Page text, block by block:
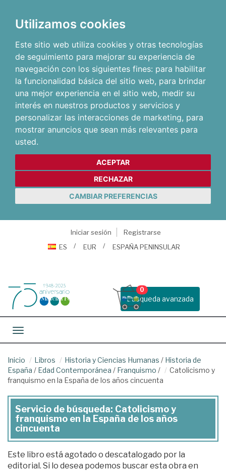
Utilizamos cookies
Este sitio web utiliza cookies y otras tecnologías
de seguimiento para mejorar su experiencia de
navegación con los siguientes fines: para habilitar
la funcionalidad básica del sitio web, para brindar
una mejor experiencia en el sitio web, medir su
interés en nuestros productos y servicios y
personalizar las interacciones de marketing, para
mostrar anuncios que sean más relevantes para
usted.
ACEPTAR
RECHAZAR
CAMBIAR PREFERENCIAS
Iniciar sesión
Registrarse
ES
EUR ESPAÑA PENINSULAR
Busqueda avanzada
0
Toggle navigation
Inicio Libros Historia y Ciencias Humanas / Historia de
España / Edad Contemporánea / Franquismo /
Catolicismo y
franquismo en la España de los años cincuenta
Servicio de búsqueda: Catolicismo y
franquismo en la España de los años
cincuenta
Este libro está agotado o descatalogado por la
editorial. Si lo desea podemos buscar esta obra en